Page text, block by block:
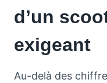
d’un
exigeant
Au-delà des